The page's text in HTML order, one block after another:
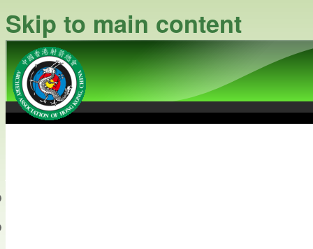
Skip to main content